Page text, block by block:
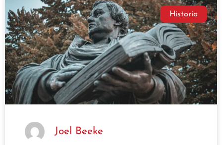
Historia
Joel Beeke